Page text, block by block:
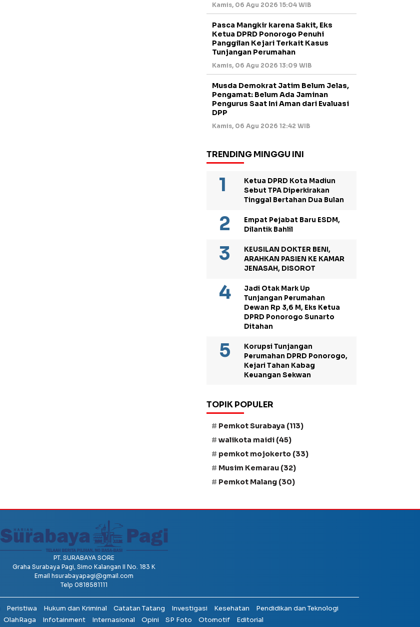
Kamis, 06 Agu 2026 15:04 WIB
Pasca Mangkir karena Sakit, Eks
Ketua DPRD Ponorogo Penuhi
Panggilan Kejari Terkait Kasus
Tunjangan Perumahan
Kamis, 06 Agu 2026 13:09 WIB
Musda Demokrat Jatim Belum Jelas,
Pengamat: Belum Ada Jaminan
Pengurus Saat Ini Aman dari Evaluasi
DPP
Kamis, 06 Agu 2026 12:42 WIB
TRENDING MINGGU INI
Ketua DPRD Kota Madiun
Sebut TPA Diperkirakan
Tinggal Bertahan Dua Bulan
Empat Pejabat Baru ESDM,
Dilantik Bahlil
KEUSILAN DOKTER BENI,
ARAHKAN PASIEN KE KAMAR
JENASAH, DISOROT
Jadi Otak Mark Up
Tunjangan Perumahan
Dewan Rp 3,6 M, Eks Ketua
DPRD Ponorogo Sunarto
Ditahan
Korupsi Tunjangan
Perumahan DPRD Ponorogo,
Kejari Tahan Kabag
Keuangan Sekwan
TOPIK POPULER
Pemkot Surabaya (113)
walikota maidi (45)
pemkot mojokerto (33)
Musim Kemarau (32)
Pemkot Malang (30)
PT. SURABAYA SORE
Graha Surabaya Pagi, Simo Kalangan II No. 183 K
Email hsurabayapagi@gmail.com
Telp 0818581111
Peristiwa Hukum dan Kriminal Catatan Tatang Investigasi Kesehatan
Pendidikan dan Teknologi
OlahRaga Infotainment Internasional Opini SP Foto Otomotif Editorial